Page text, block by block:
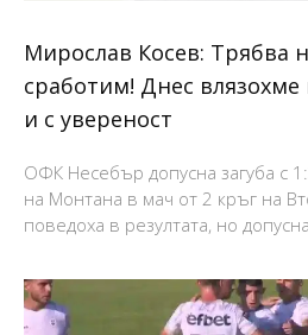
Мирослав Косев: Трябва
сработим! Днес
и с увереност
ОФК Несебър допусна загуба с
на Монтана в мач от 2 кръг на
поведоха в резултата, но